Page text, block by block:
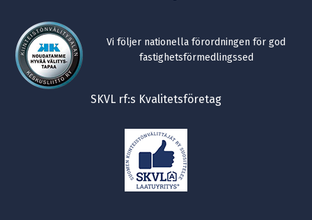
Vi följer nationella förordningen för god
fastighetsförmedlingssed
SKVL rf:s Kvalitetsföretag